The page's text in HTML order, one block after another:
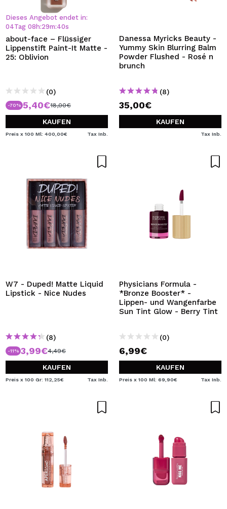
Dieses Angebot endet in:
04Tag 08 h:29m:40s
about-face – Flüssiger
Lippenstift Paint-It Matte -
25: Oblivion
(0)
-70% 5,40€18,00€
KAUFEN
Preis x 100 Ml: 400,00€ Tax Inb.
Danessa Myricks Beauty -
Yummy Skin Blurring Balm
Powder Flushed - Rosé n
brunch
(8)
35,00€
KAUFEN
Tax Inb.
W7 - Duped! Matte Liquid
Lipstick - Nice Nudes
(8)
-11% 3,99€4,49€
KAUFEN
Preis x 100 Gr: 112,25€ Tax Inb.
Physicians Formula -
*Bronze Booster* -
Lippen- und Wangenfarbe
Sun Tint Glow - Berry Tint
(0)
6,99€
KAUFEN
Preis x 100 Ml: 69,90€ Tax Inb.